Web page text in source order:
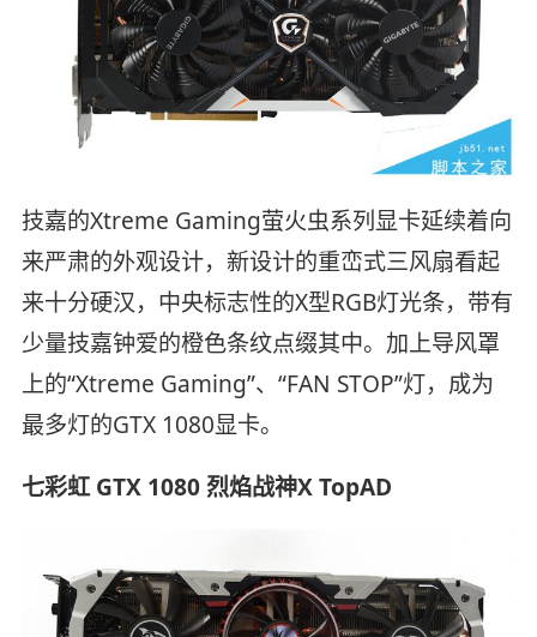
技嘉的Xtreme Gaming萤火虫系列显卡延续着向
来严肃的外观设计，新设计的重峦式三风扇看起
来十分硬汉，中央标志性的X型RGB灯光条，带有
少量技嘉钟爱的橙色条纹点缀其中。加上导风罩
上的“Xtreme Gaming”、“FAN STOP”灯，成为
最多灯的GTX 1080显卡。
七彩虹 GTX 1080 烈焰战神X TopAD